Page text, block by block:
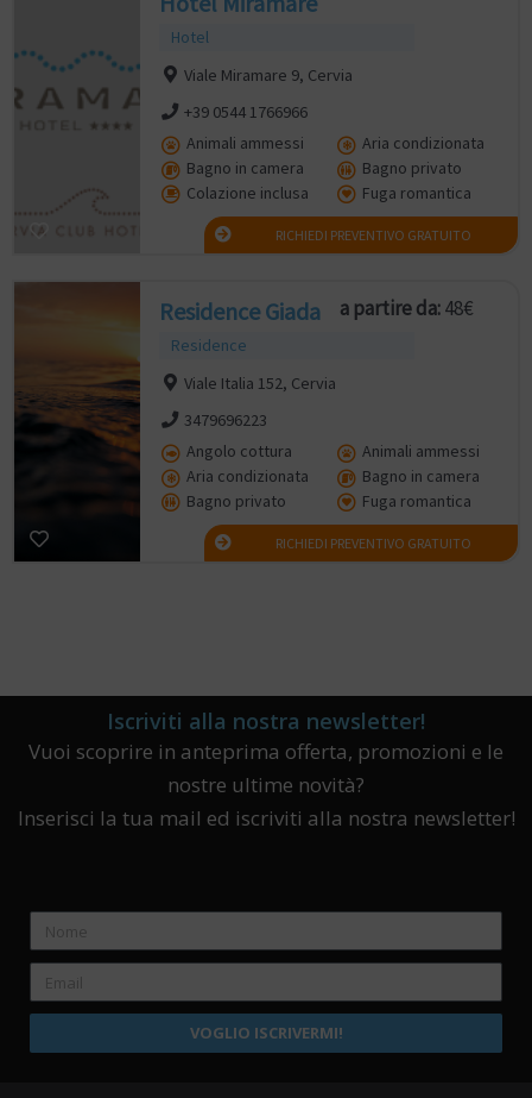
Hotel
Viale Miramare 9, Cervia
+39 0544 1766966
Animali ammessi
Aria condizionata
Bagno in camera
Bagno privato
Colazione inclusa
Fuga romantica
RICHIEDI PREVENTIVO GRATUITO
Residence Giada
Residence
a partire da:48€
Viale Italia 152, Cervia
3479696223
Angolo cottura
Animali ammessi
Aria condizionata
Bagno in camera
Bagno privato
Fuga romantica
RICHIEDI PREVENTIVO GRATUITO
Iscriviti alla nostra newsletter!
Vuoi scoprire in anteprima offerta, promozioni e le
nostre ultime novità?
Inserisci la tua mail ed iscriviti alla nostra newsletter!
VOGLIO ISCRIVERMI!